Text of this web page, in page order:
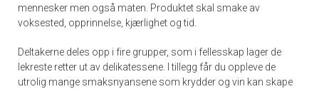
mennesker men også maten. Produktet skal smake av
voksested, opprinnelse, kjærlighet og tid.
Deltakerne deles opp i fire grupper, som i fellesskap lager de
lekreste retter ut av delikatessene. I tillegg får du oppleve de
utrolig mange smaksnyansene som krydder og vin kan skape